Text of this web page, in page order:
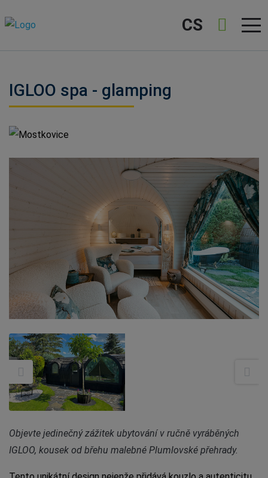
CS
IGLOO spa - glamping
Mostkovice
Objevte jedinečný zážitek ubytování v ručně vyráběných
IGLOO, kousek od břehu malebné Plumlovské přehrady.